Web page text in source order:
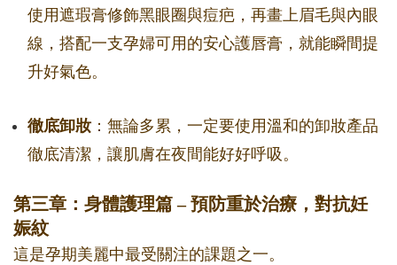
使用遮瑕膏修飾黑眼圈與痘疤，再畫上眉毛與內眼
線，搭配一支孕婦可用的安心護唇膏，就能瞬間提
升好氣色。
徹底卸妝 ：無論多累，一定要使用溫和的卸妝產品
徹底清潔，讓肌膚在夜間能好好呼吸。
第三章：身體護理篇 – 預防重於治療，對抗妊
娠紋
這是孕期美麗中最受關注的課題之一。